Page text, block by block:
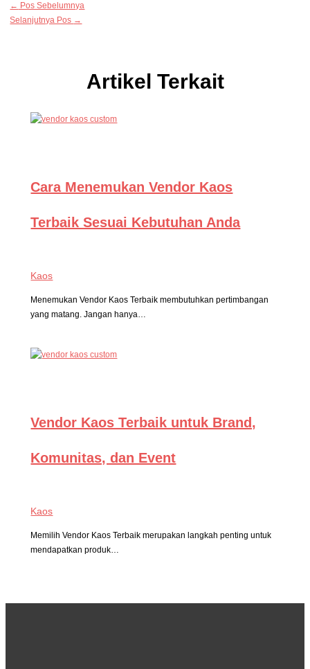
← Pos Sebelumnya
Selanjutnya Pos →
Artikel Terkait
Cara Menemukan Vendor Kaos
Terbaik Sesuai Kebutuhan Anda
Kaos
Menemukan Vendor Kaos Terbaik membutuhkan pertimbangan
yang matang. Jangan hanya…
Vendor Kaos Terbaik untuk Brand,
Komunitas, dan Event
Kaos
Memilih Vendor Kaos Terbaik merupakan langkah penting untuk
mendapatkan produk…